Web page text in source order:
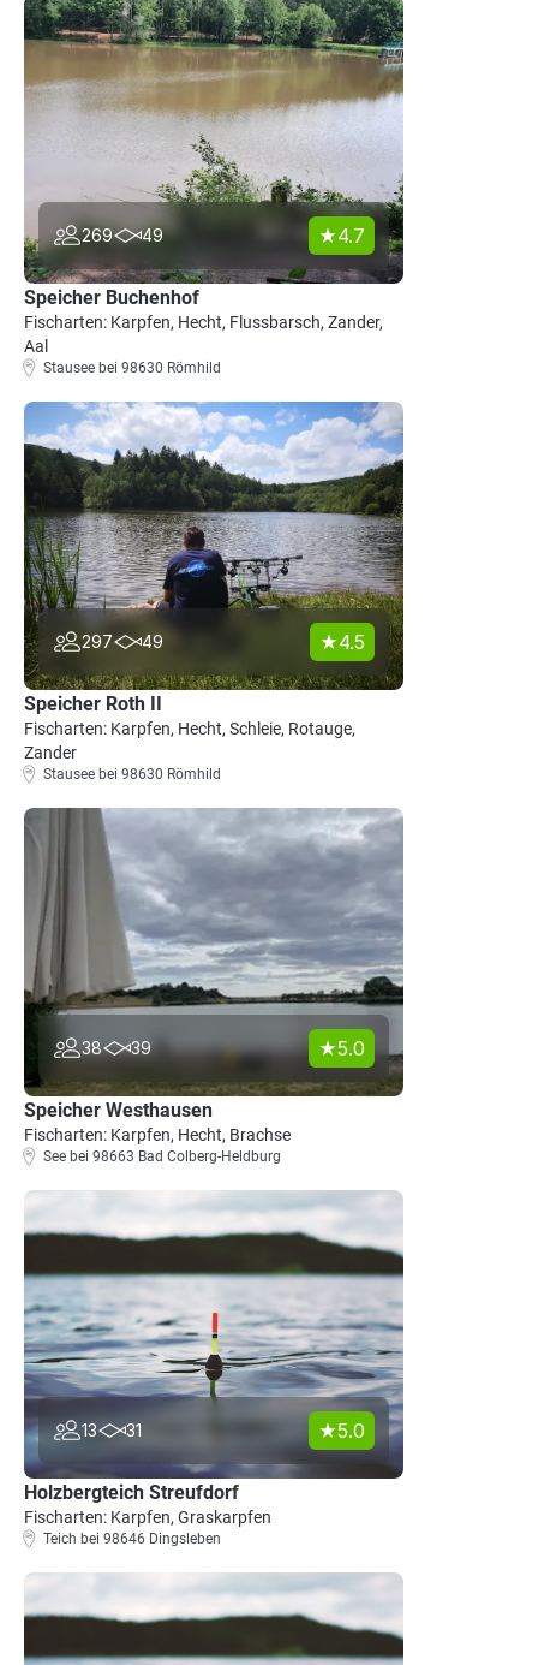
269 49 4.7
Speicher Buchenhof
Fischarten: Karpfen, Hecht, Flussbarsch, Zander,
Aal
Stausee bei 98630 Römhild
297 49 4.5
Speicher Roth II
Fischarten: Karpfen, Hecht, Schleie, Rotauge,
Zander
Stausee bei 98630 Römhild
38 39 5.0
Speicher Westhausen
Fischarten: Karpfen, Hecht, Brachse
See bei 98663 Bad Colberg-Heldburg
13 31 5.0
Holzbergteich Streufdorf
Fischarten: Karpfen, Graskarpfen
Teich bei 98646 Dingsleben